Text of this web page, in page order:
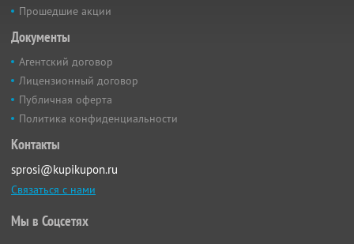
Прошедшие акции
Документы
Агентский договор
Лицензионный договор
Публичная оферта
Политика конфиденциальности
Контакты
sprosi@kupikupon.ru
Связаться с нами
Мы в Соцсетях